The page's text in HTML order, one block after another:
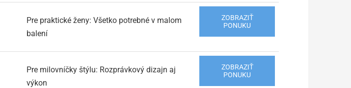
Pre praktické ženy: Všetko potrebné v malom
balení
ZOBRAZIŤ
PONUKU
Pre milovníčky štýlu: Rozprávkový dizajn aj
výkon
ZOBRAZIŤ
PONUKU